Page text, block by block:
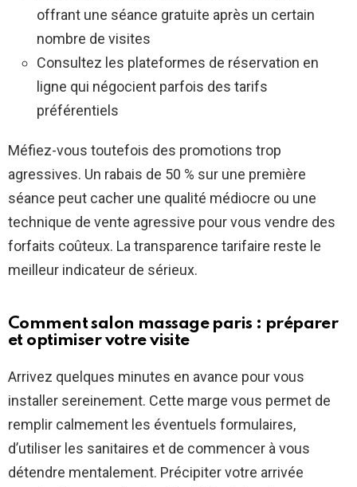
offrant une séance gratuite après un certain
nombre de visites
Consultez les plateformes de réservation en
ligne qui négocient parfois des tarifs
préférentiels
Méfiez-vous toutefois des promotions trop
agressives. Un rabais de 50 % sur une première
séance peut cacher une qualité médiocre ou une
technique de vente agressive pour vous vendre des
forfaits coûteux. La transparence tarifaire reste le
meilleur indicateur de sérieux.
Comment salon massage paris : préparer
et optimiser votre visite
Arrivez quelques minutes en avance pour vous
installer sereinement. Cette marge vous permet de
remplir calmement les éventuels formulaires,
d’utiliser les sanitaires et de commencer à vous
détendre mentalement. Précipiter votre arrivée